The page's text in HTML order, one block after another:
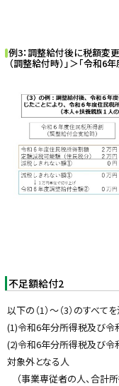
例3：調整給付後に税額変
（調整給付時）」＞「令和6
不足額給付2
以下の（1）～（3）のすべて
(1)令和6年分所得税及び
(2)令和6年分所得税及び令
対象外となる人
（事業専従者の人、合計